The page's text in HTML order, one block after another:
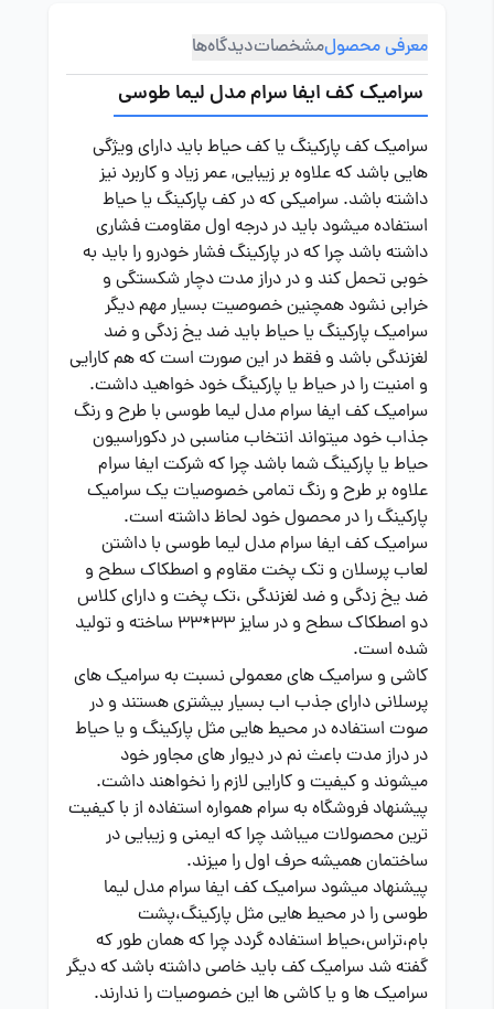
معرفی محصولمشخصاتدیدگاه‌ها
سرامیک کف ایفا سرام مدل لیما طوسی
سرامیک کف پارکینگ یا کف حیاط باید دارای ویژگی
هایی باشد که علاوه بر زیبایی, عمر زیاد و کاربرد نیز
داشته باشد. سرامیکی که در کف پارکینگ یا حیاط
استفاده میشود باید در درجه اول مقاومت فشاری
داشته باشد چرا که در پارکینگ فشار خودرو را باید به
خوبی تحمل کند و در دراز مدت دچار شکستگی و
خرابی نشود همچنین خصوصیت بسیار مهم دیگر
سرامیک پارکینگ یا حیاط باید ضد یخ زدگی و ضد
لغزندگی باشد و فقط در این صورت است که هم کارایی
و امنیت را در حیاط یا پارکینگ خود خواهید داشت.
سرامیک کف ایفا سرام مدل لیما طوسی با طرح و رنگ
جذاب خود میتواند انتخاب مناسبی در دکوراسیون
حیاط یا پارکینگ شما باشد چرا که شرکت ایفا سرام
علاوه بر طرح و رنگ تمامی خصوصیات یک سرامیک
پارکینگ را در محصول خود لحاظ داشته است.
سرامیک کف ایفا سرام مدل لیما طوسی با داشتن
لعاب پرسلان و تک پخت مقاوم و اصطکاک سطح و
ضد یخ زدگی و ضد لغزندگی ،تک پخت و دارای کلاس
دو اصطکاک سطح و در سایز 33*33 ساخته و تولید
شده است.
کاشی و سرامیک های معمولی نسبت به سرامیک های
پرسلانی دارای جذب اب بسیار بیشتری هستند و در
صوت استفاده در محیط هایی مثل پارکینگ و یا حیاط
در دراز مدت باعث نم در دیوار های مجاور خود
میشوند و کیفیت و کارایی لازم را نخواهند داشت.
پیشنهاد فروشگاه به سرام همواره استفاده از با کیفیت
ترین محصولات میباشد چرا که ایمنی و زیبایی در
ساختمان همیشه حرف اول را میزند.
پیشنهاد میشود سرامیک کف ایفا سرام مدل لیما
طوسی را در محیط هایی مثل پارکینگ،پشت
بام،تراس،حیاط استفاده گردد چرا که همان طور که
گفته شد سرامیک کف باید خاصی داشته باشد که دیگر
سرامیک ها و یا کاشی ها این خصوصیات را ندارند.